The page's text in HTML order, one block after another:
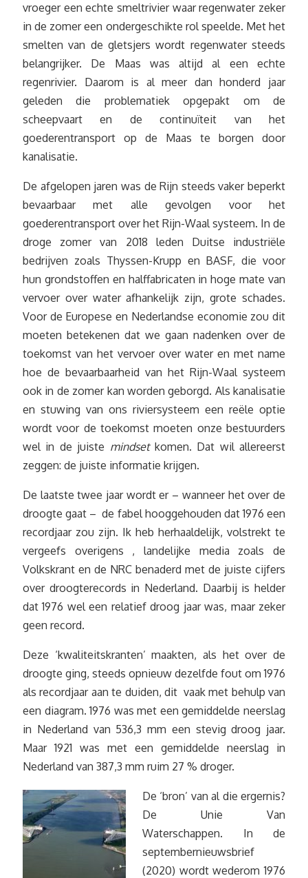
vroeger een echte smeltrivier waar regenwater zeker
in de zomer een ondergeschikte rol speelde. Met het
smelten van de gletsjers wordt regenwater steeds
belangrijker. De Maas was altijd al een echte
regenrivier. Daarom is al meer dan honderd jaar
geleden die problematiek opgepakt om de
scheepvaart en de continuïteit van het
goederentransport op de Maas te borgen door
kanalisatie.
De afgelopen jaren was de Rijn steeds vaker beperkt
bevaarbaar met alle gevolgen voor het
goederentransport over het Rijn-Waal systeem. In de
droge zomer van 2018 leden Duitse industriële
bedrijven zoals Thyssen-Krupp en BASF, die voor
hun grondstoffen en halffabricaten in hoge mate van
vervoer over water afhankelijk zijn, grote schades.
Voor de Europese en Nederlandse economie zou dit
moeten betekenen dat we gaan nadenken over de
toekomst van het vervoer over water en met name
hoe de bevaarbaarheid van het Rijn-Waal systeem
ook in de zomer kan worden geborgd. Als kanalisatie
en stuwing van ons riviersysteem een reële optie
wordt voor de toekomst moeten onze bestuurders
wel in de juiste mindset komen. Dat wil allereerst
zeggen: de juiste informatie krijgen.
De laatste twee jaar wordt er – wanneer het over de
droogte gaat – de fabel hooggehouden dat 1976 een
recordjaar zou zijn. Ik heb herhaaldelijk, volstrekt te
vergeefs overigens , landelijke media zoals de
Volkskrant en de NRC benaderd met de juiste cijfers
over droogterecords in Nederland. Daarbij is helder
dat 1976 wel een relatief droog jaar was, maar zeker
geen record.
Deze ‘kwaliteitskranten’ maakten, als het over de
droogte ging, steeds opnieuw dezelfde fout om 1976
als recordjaar aan te duiden, dit vaak met behulp van
een diagram. 1976 was met een gemiddelde neerslag
in Nederland van 536,3 mm een stevig droog jaar.
Maar 1921 was met een gemiddelde neerslag in
Nederland van 387,3 mm ruim 27 % droger.
De ‘bron’ van al die ergernis?
De Unie Van
Waterschappen. In de
septembernieuwsbrief
(2020) wordt wederom 1976